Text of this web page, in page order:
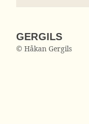
GERGILS
© Håkan Gergils